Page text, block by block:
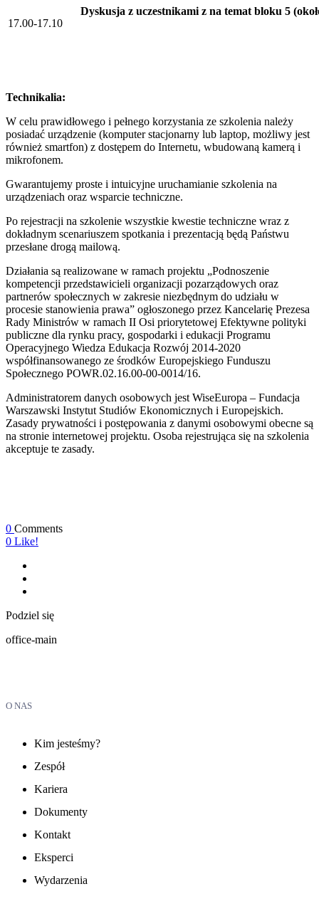
17.00-17.10
Dyskusja z uczestnikami z na temat bloku 5
Technikalia:
W celu prawidłowego i pełnego korzystania ze szkolenia należy
posiadać urządzenie (komputer stacjonarny lub laptop, możliwy jest
również smartfon) z dostępem do Internetu, wbudowaną kamerą i
mikrofonem.
Gwarantujemy proste i intuicyjne uruchamianie szkolenia na
urządzeniach oraz wsparcie techniczne.
Po rejestracji na szkolenie wszystkie kwestie techniczne wraz z
dokładnym scenariuszem spotkania i prezentacją będą Państwu
przesłane drogą mailową.
Działania są realizowane w ramach projektu „Podnoszenie
kompetencji przedstawicieli organizacji pozarządowych oraz
partnerów społecznych w zakresie niezbędnym do udziału w
procesie stanowienia prawa” ogłoszonego przez Kancelarię Prezesa
Rady Ministrów w ramach II Osi priorytetowej Efektywne polityki
publiczne dla rynku pracy, gospodarki i edukacji Programu
Operacyjnego Wiedza Edukacja Rozwój 2014-2020
współfinansowanego ze środków Europejskiego Funduszu
Społecznego POWR.02.16.00-00-0014/16.
Administratorem danych osobowych jest WiseEuropa – Fundacja
Warszawski Instytut Studiów Ekonomicznych i Europejskich.
Zasady prywatności i postępowania z danymi osobowymi obecne są
na stronie internetowej projektu. Osoba rejestrująca się na szkolenia
akceptuje te zasady.
0 Comments
0 Like!
Podziel się
office-main
O NAS
Kim jesteśmy?
Zespół
Kariera
Dokumenty
Kontakt
Eksperci
Wydarzenia